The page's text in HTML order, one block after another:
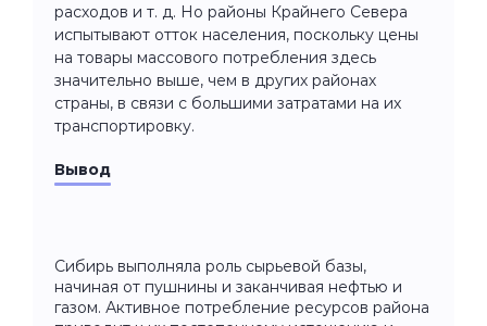
расходов и т. д. Но районы Крайнего Севера
испытывают отток населения, поскольку цены
на товары массового потребления здесь
значительно выше, чем в других районах
страны, в связи с большими затратами на их
транспортировку.
Вывод
Сибирь выполняла роль сырьевой базы,
начиная от пушнины и заканчивая нефтью и
газом. Активное потребление ресурсов района